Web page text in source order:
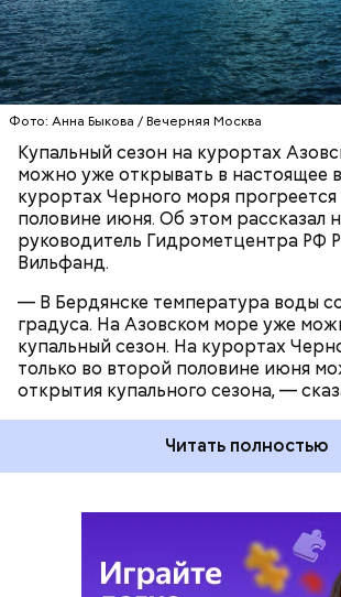
Фото: Анна Быкова / Вечерняя Москва
Купальный сезон на курортах
можно уже открывать в настоящее
курортах Черного моря
половине июня. Об этом рассказал
руководитель Гидрометцентра РФ
Вильфанд.
— В Бердянске температура воды
градуса. На Азовском море уже
купальный сезон. На курортах
только во второй половине июня
открытия купального сезона, —
Читать полностью
ЧЕРНОЕ МОРЕ
ПОГОДА
КУПАЛЬНЫЙ СЕЗОН